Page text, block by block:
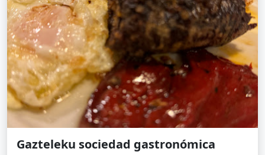
Gazteleku sociedad gastronómica